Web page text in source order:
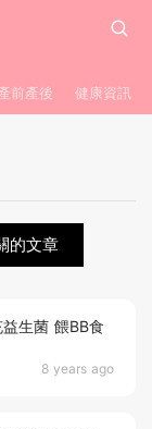
前產後 健康資訊
的文章
8 years ago
生菌 餵BB食